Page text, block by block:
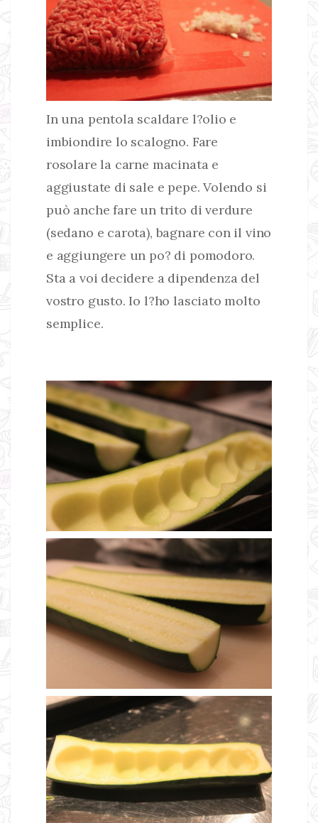
In una pentola scaldare l?olio e
imbiondire lo scalogno. Fare
rosolare la carne macinata e
aggiustate di sale e pepe. Volendo si
può anche fare un trito di verdure
(sedano e carota), bagnare con il vino
e aggiungere un po? di pomodoro.
Sta a voi decidere a dipendenza del
vostro gusto. Io l?ho lasciato molto
semplice.